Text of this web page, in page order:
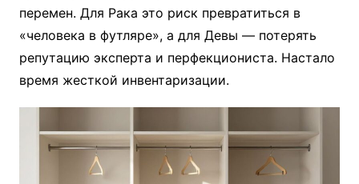
перемен. Для Рака это риск превратиться в
«человека в футляре», а для Девы — потерять
репутацию эксперта и перфекциониста. Настало
время жесткой инвентаризации.